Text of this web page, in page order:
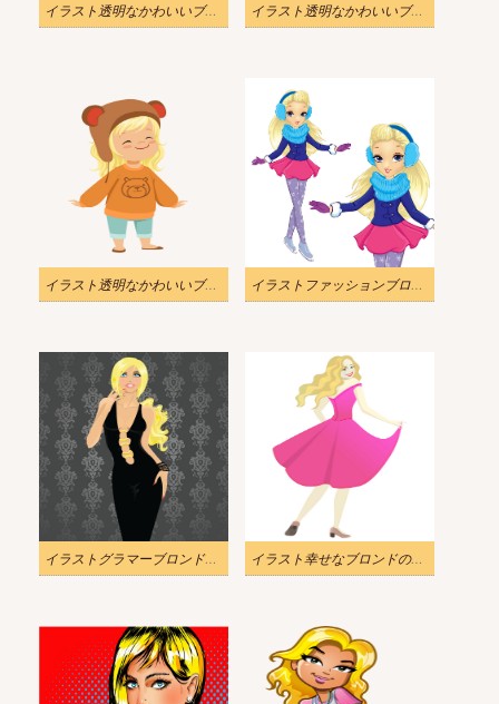
イラスト透明なかわいいブロンドの女の子の色 イラスト透明なかわいいブロンドの女の子
イラスト透明なかわいいブロンドの女の子 イラストファッションブロンドの女の子スケートpng
イラストグラマーブロンドの女の子 イラスト幸せなブロンドの女の子png